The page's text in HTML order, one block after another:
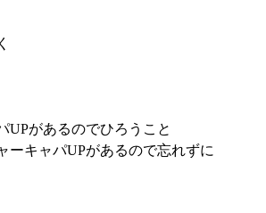
UPがあるのでひろうこと
ーキャパUPがあるので忘れずに